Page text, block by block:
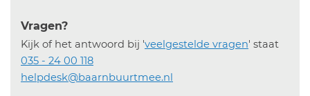
Vragen?
Kijk of het antwoord bij 'veelgestelde vragen' staat
035 - 24 00 118
helpdesk@baarnbuurtmee.nl